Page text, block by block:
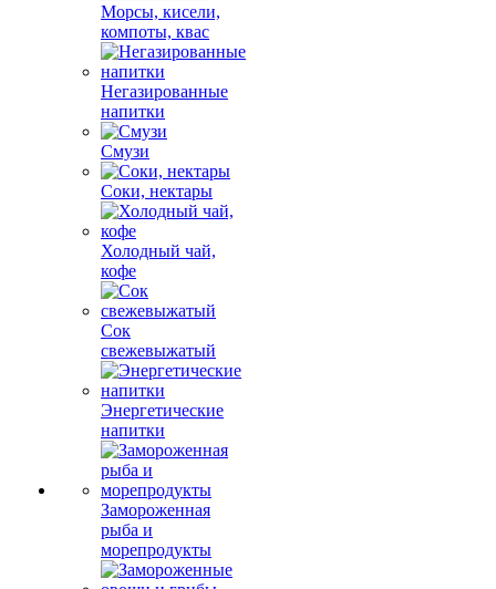
Морсы, кисели,
компоты, квас
Негазированные
напитки
Смузи
Соки, нектары
Холодный чай,
кофе
Сок
свежевыжатый
Энергетические
напитки
Замороженная
рыба и
морепродукты